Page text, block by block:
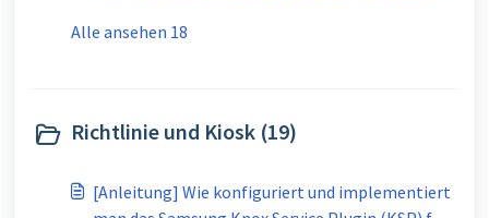
Alle ansehen 18
Richtlinie und Kiosk (19)
[Anleitung] Wie konfiguriert und implementiert